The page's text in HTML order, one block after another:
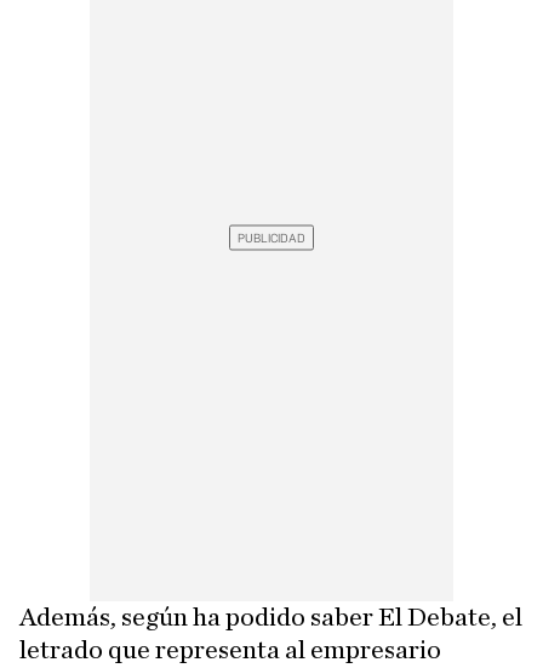
Además, según ha podido saber El Debate, el
letrado que representa al empresario